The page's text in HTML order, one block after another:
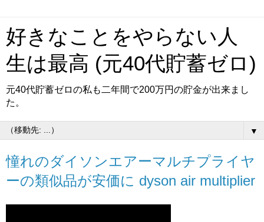
好きなことをやらない人
生は最高 (元40代貯蓄ゼロ)
元40代貯蓄ゼロの私も二年間で200万円の貯金が出来まし
た。
▼
憧れのダイソンエアーマルチプライヤ
ーの類似品が安価に dyson air multiplier